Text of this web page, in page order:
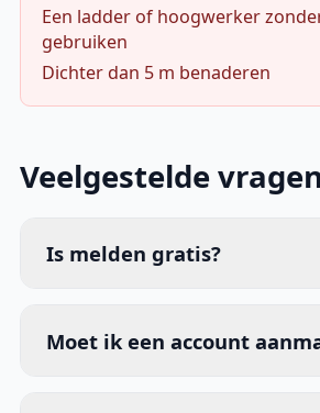
Een ladder of hoogwerker
gebruiken
Dichter dan 5 m benaderen
Veelgestelde vragen
Is melden gratis?
Moet ik een account